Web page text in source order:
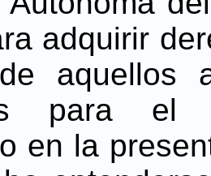
adquirir
aquellos
para el
en la